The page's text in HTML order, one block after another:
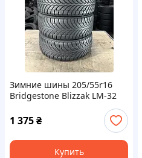
Зимние шины 205/55r16
Bridgestone Blizzak LM-32
1 375₴
Купить